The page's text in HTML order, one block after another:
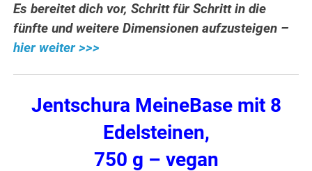
Es bereitet dich vor, Schritt für Schritt in die
fünfte und weitere Dimensionen aufzusteigen –
hier weiter >>>
Jentschura MeineBase mit 8
Edelsteinen,
750 g – vegan